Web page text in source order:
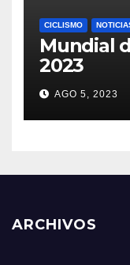
CICLISMO
Mundial
2023
AGO 5, 2023
ARCHIVOS